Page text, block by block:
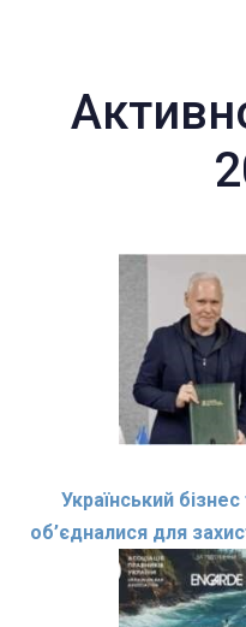
Український
об’єдналися для